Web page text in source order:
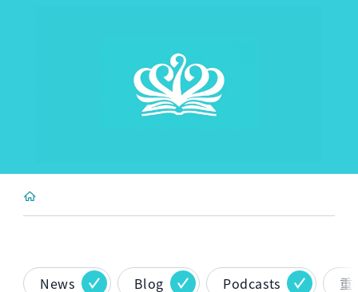
News Blog Podcasts
重